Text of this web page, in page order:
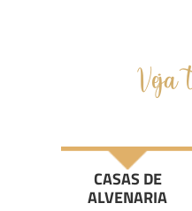
Veja
CASAS DE
ALVENARIA